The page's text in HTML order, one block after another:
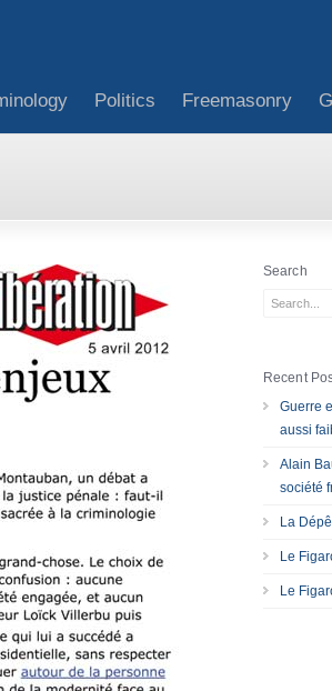
Politics Freemasonry
Search
Recent
Guerre
aussi
Alain
société
La
Le
Le